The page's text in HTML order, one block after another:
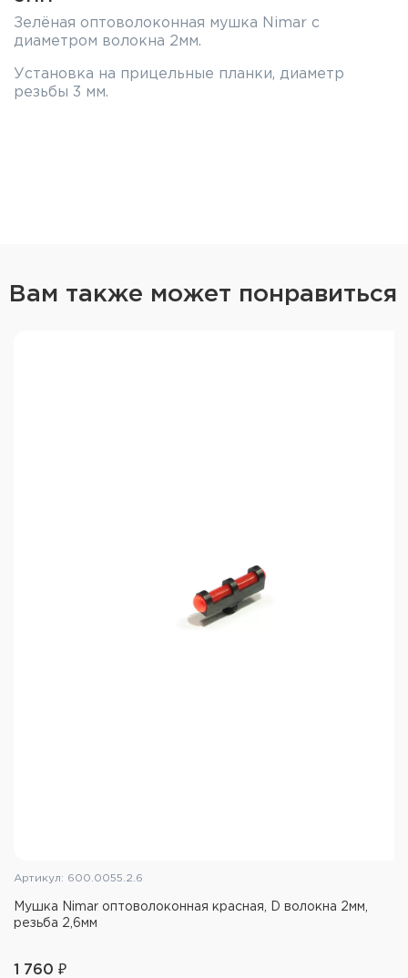
Зелёная оптоволоконная мушка Nimar с
диаметром волокна 2мм.
Установка на прицельные планки, диаметр
резьбы 3 мм.
Вам также может понравиться
Артикул: 600.0055.2.6
Мушка Nimar оптоволоконная красная, D волокна 2мм,
резьба 2,6мм
1 760 ₽